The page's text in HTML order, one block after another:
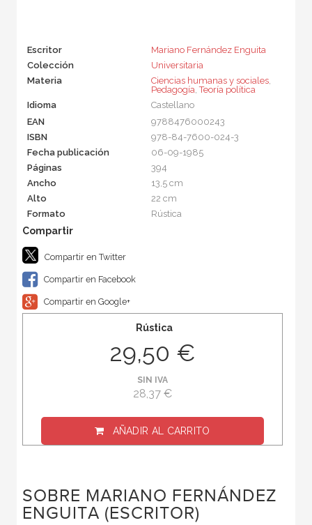
Escritor
Mariano Fernández Enguita
Colección
Universitaria
Materia
Ciencias humanas y sociales,
Pedagogía,Teoría política
Idioma
Castellano
EAN
9788476000243
ISBN
978-84-7600-024-3
Fecha publicación
06-09-1985
Páginas
394
Ancho
13,5 cm
Alto
22 cm
Formato
Rústica
Compartir en Twitter
Compartir en Facebook
Compartir en Google+
Rústica
29,50 €
SIN IVA
28,37 €
AÑADIR AL CARRITO
SOBRE MARIANO FERNÁNDEZ
ENGUITA (ESCRITOR)